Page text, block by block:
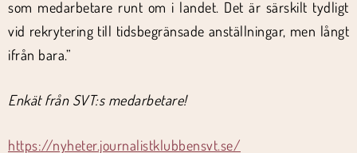
som medarbetare runt om i landet. Det är särskilt tydligt
vid rekrytering till tidsbegränsade anställningar, men långt
ifrån bara.”
Enkät från SVT:s medarbetare!
https://nyheter.journalistklubbensvt.se/